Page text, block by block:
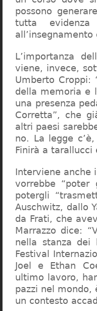
possono
tutta
L’importanza
viene, invece,
Umberto Croppi:
della memoria e
una presenza
Corretta”, che
altri paesi
no. La legge
Finirà a tarallucci
Interviene anche
vorrebbe “poter
potergli
Auschwitz, dallo
da Frati, che
Marrazzo dice:
nella stanza dei
Festival
Joel e Ethan
ultimo lavoro,
pazzi nel mondo,
un contesto